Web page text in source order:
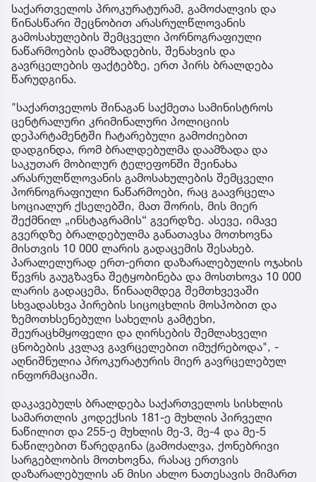
საქართველოს პროკურატურამ, გამოძალვის და
წინასწარი შეცნობით არასრულწლოვანის
გამოსახულების შემცველი პორნოგრაფიული
ნაწარმოების დამზადების, შენახვის და
გავრცელების ფაქტებზე, ერთ პირს ბრალდება
წარუდგინა.
"საქართველოს შინაგან საქმეთა სამინისტროს
ცენტრალური კრიმინალური პოლიციის
დეპარტამენტში ჩატარებული გამოძიებით
დადგინდა, რომ ბრალდებულმა დაამზადა და
საკუთარ მობილურ ტელეფონში შეინახა
არასრულწლოვანის გამოსახულების შემცველი
პორნოგრაფიული ნაწარმოები, რაც გაავრცელა
სოციალურ ქსელებში, მათ შორის, მის მიერ
შექმნილ „ინსტაგრამის“ გვერდზე. ასევე, იმავე
გვერდზე ბრალდებულმა განათავსა მოთხოვნა
მისთვის 10 000 ლარის გადაცემის შესახებ.
პარალელურად ერთ-ერთი დაზარალებულის ოჯახის
წევრს გაუგზავნა შეტყობინება და მოსთხოვა 10 000
ლარის გადაცემა, წინააღმდეგ შემთხვევაში
სხვადასხვა პირების სიცოცხლის მოსპობით და
ზემოთხსენებული სახელის გამტეხი,
შეურაცხმყოფელი და ღირსების შემლახველი
ცნობების კვლავ გავრცელებით იმუქრებოდა", -
აღნიშნულია პროკურატურის მიერ გავრცელებულ
ინფორმაციაში.
დაკავებულს ბრალდება საქართველოს სისხლის
სამართლის კოდექსის 181-ე მუხლის პირველი
ნაწილით და 255-ე მუხლის მე-3, მე-4 და მე-5
ნაწილებით წარედგინა (გამოძალვა, ქონებრივი
სარგებლობის მოთხოვნა, რასაც ერთვის
დაზარალებულის ან მისი ახლო ნათესავის მიმართ